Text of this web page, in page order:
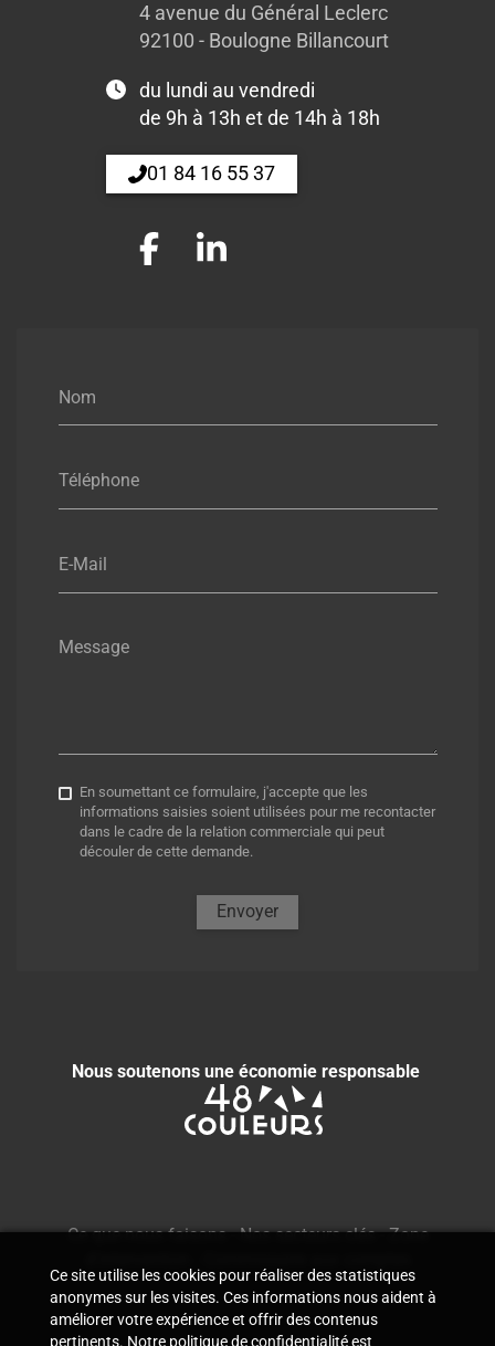
Nom
Téléphone
E-Mail
Message
En soumettant ce formulaire, j'accepte que les
informations saisies soient utilisées pour me recontacter
dans le cadre de la relation commerciale qui peut
découler de cette demande.
Envoyer
4 avenue du Général Leclerc
92100 - Boulogne Billancourt
du lundi au vendredi
de 9h à 13h et de 14h à 18h
01 84 16 55 37
Nous soutenons une économie responsable
Ce que nous faisons-Nos secteurs clés-Zone
Ce site utilise les cookies pour réaliser des statistiques
anonymes sur les visites. Ces informations nous aident à
améliorer votre expérience et offrir des contenus
pertinents. Notre politique de confidentialité est